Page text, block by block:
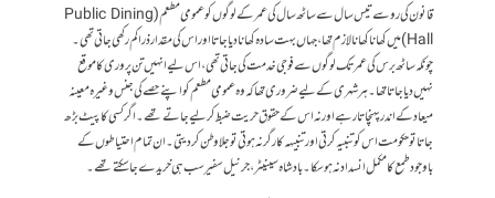
قانون کی رو سے تیس سال سے ساٹھ سال کی عمر کے لوگوں کو عمومی مطعم ‏(Public Dining
Hall) میں کھانا کھانا لازم تھا ، جہاں بہت سادہ کھانا دیا جاتا اور اس کی مقدار ذرا کم رکھی جاتی تھی ۔
چونکہ ساٹھ برس کی عمر تک لوگوں سے فوجی خدمت کی جاتی تھی ، اس لیے انہیں تن پروری کا موقع
نہیں دیا جاتا تھا۔ ہر شہری کے لیے ضروری تھا کہ وہ عمومی مطعم کو اپنے حصے کی جنس وغیرہ معینہ
میعاد کے اندر پہنچاتا رہے اور نہ اس کے حقوق حریت ضبط کر لیے جاتے تھے ۔ اگر کسی کا پیٹ بڑھ
جاتا تو حکومت اس کو تنبیہ کرتی اور تنبیہہ کارگر نہ ہوتی تو جلاوطن کر دیتی۔ ان تمام احتیاطوں کے
باوجود طمع کا مکمل انسداد نہ ہو سکا ۔ بادشاہ سینیٹر ، جرنیل سفیر سب ہی خریدے جا سکتے تھے ۔